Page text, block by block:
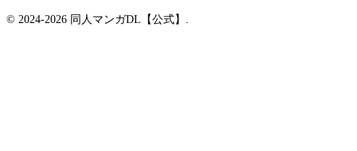
© 2024-2026 同人マンガDL【公式】.